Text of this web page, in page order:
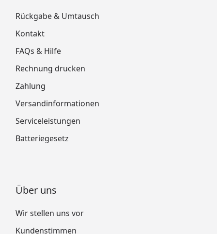
Rückgabe & Umtausch
Kontakt
FAQs & Hilfe
Rechnung drucken
Zahlung
Versandinformationen
Serviceleistungen
Batteriegesetz
Über uns
Wir stellen uns vor
Kundenstimmen